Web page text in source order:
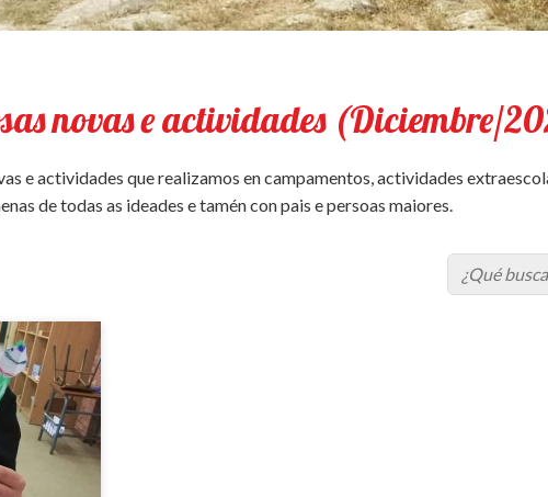
novas e actividades (Diciembre/
e actividades que realizamos en campamentos, actividades
de todas as ideades e tamén con pais e persoas maiores.